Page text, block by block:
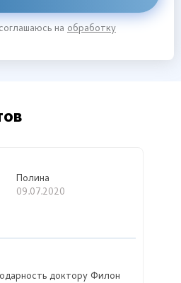
на обработку
Полина
09.07.2020
доктору Филон